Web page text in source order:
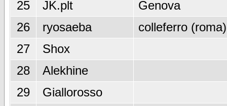
25 JK.plt
Genova
26
ryosaeba
colleferro (roma)
27
Shox
28
Alekhine
29
Giallorosso